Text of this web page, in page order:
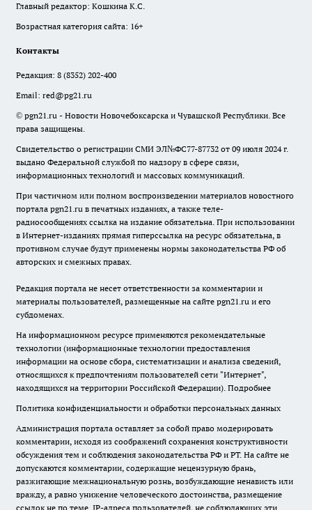
Главный редактор: Кошкина К.С.
Возрастная категория сайта: 16+
Контакты
Редакция: 8 (8352) 202-400
Email: red@pg21.ru
© pgn21.ru - Новости Новочебоксарска и Чувашской Республики. Все
права защищены.
Свидетельство о регистрации СМИ ЭЛ№ФС77-87732 от 09 июля 2024 г.
выдано Федеральной службой по надзору в сфере связи,
информационных технологий и массовых коммуникаций.
При частичном или полном воспроизведении материалов новостного
портала pgn21.ru в печатных изданиях, а также теле-
радиосообщениях ссылка на издание обязательна. При использовании
в Интернет-изданиях прямая гиперссылка на ресурс обязательна, в
противном случае будут применены нормы законодательства РФ об
авторских и смежных правах.
Редакция портала не несет ответственности за комментарии и
материалы пользователей, размещенные на сайте pgn21.ru и его
субдоменах.
На информационном ресурсе применяются рекомендательные
технологии (информационные технологии предоставления
информации на основе сбора, систематизации и анализа сведений,
относящихся к предпочтениям пользователей сети "Интернет",
находящихся на территории Российской Федерации). Подробнее
Политика конфиденциальности и обработки персональных данных
Администрация портала оставляет за собой право модерировать
комментарии, исходя из соображений сохранения конструктивности
обсуждения тем и соблюдения законодательства РФ и РТ. На сайте не
допускаются комментарии, содержащие нецензурную брань,
разжигающие межнациональную рознь, возбуждающие ненависть или
вражду, а равно унижение человеческого достоинства, размещение
ссылок не по теме. IP-адреса пользователей, не соблюдающих эти